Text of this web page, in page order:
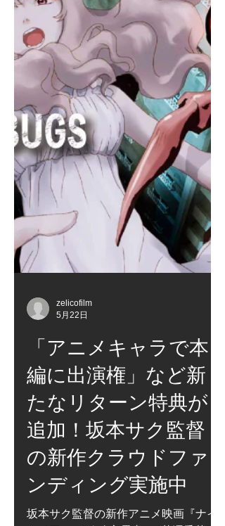
聴…ゲスト・坂本サク監督、MC・福
谷修プロデューサー 5/30(土)夜9時から
『アムリタの饗宴』同時視聴…ゲス
ト・坂本サク監督、MC・福谷修プロ
デューサー 同時視聴(ウォッチパーテ
ィ)解説は、YouTubeで各作品を夜9時
スタートで鑑賞しながら、Xのスペー
スで監督が解説トークを行う予定で
す。 視聴アドレスは5/23、5/30共
zelicofilm
5月22日
「アニメキャラで本
編に出演権」など新
たなリターン特典が
追加！坂本サク監督